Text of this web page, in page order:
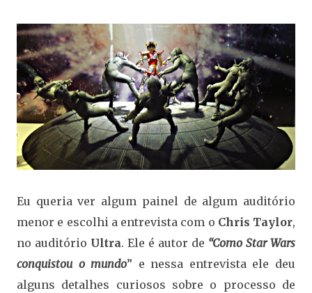
Eu queria ver algum painel de algum auditório
menor e escolhi a entrevista com o Chris Taylor,
no auditório Ultra. Ele é autor de “Como Star Wars
conquistou o mundo” e nessa entrevista ele deu
alguns detalhes curiosos sobre o processo de